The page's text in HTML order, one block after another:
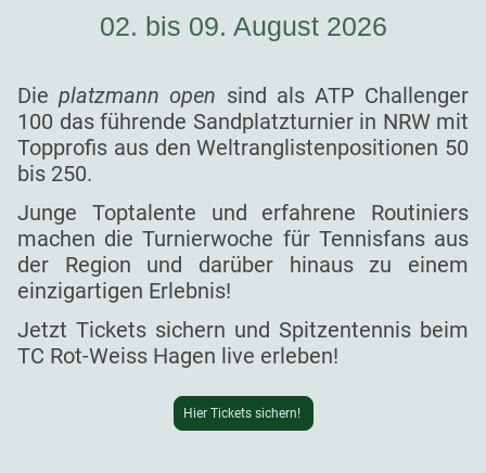
02. bis 09. August 2026
Dieplatzmann open sind als ATP Challenger
100 das führende Sandplatzturnier in NRW mit
Topprofis aus den Weltranglistenpositionen 50
bis 250.
Junge Toptalente und erfahrene Routiniers
machen die Turnierwoche für Tennisfans aus
der Region und darüber hinaus zu einem
einzigartigen Erlebnis!
Jetzt Tickets sichern und Spitzentennis beim
TC Rot-Weiss Hagen live erleben!
Hier Tickets sichern!